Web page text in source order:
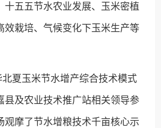
十五五节水农业发展、玉米密植
效栽培、气候变化下玉米生产等
夏玉米节水增产综合技术模式
县及农业技术推广站相关领导参
观摩了节水增粮技术千亩核心示